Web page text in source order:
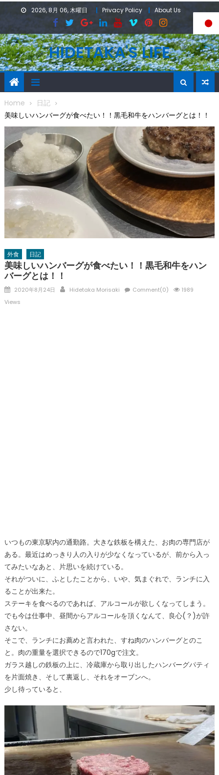
2026, 8月 06, 木曜日 Privacy Policy About Us
HIDETAKA'S LIFE
Home
日記
美味しいハンバーグが食べたい！！黒毛和牛をハンバーグとは！！
外食 日記
美味しいハンバーグが食べたい！！黒毛和牛をハン
バーグとは！！
Posted
on
2020年8月24日 Author
Hidetaka Morisaki Comment(0)
1989
Views
いつもの東京駅内の通勤路。大きな鉄板を構えた、お肉の専門店が
ある。最近はめっきり人の入りが少なくなっているが、前から入っ
てみたいなあと、片思いを続けている。
それがついに、ふとしたことから、いや、気まぐれで、ランチに入
ることが出来た。
ステーキを食べるのであれば、アルコールが欲しくなってしまう。
でも今は仕事中、昼間からアルコールを頂くなんて、良心(？)が許
さない。
そこで、ランチにお薦めと言われた、すね肉のハンバーグとのこ
と。肉の重量を選択できるので170gで注文。
ガラス越しの鉄板の上に、冷蔵庫から取り出したハンバーグパティ
を片面焼き、そして裏返し、それをオーブンへ。
少し待っていると、